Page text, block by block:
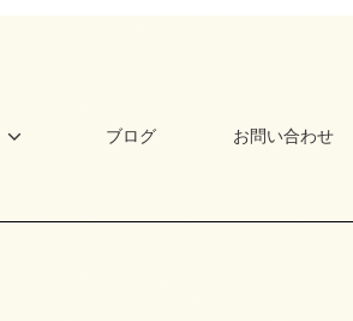
ブログ お問い合わせ